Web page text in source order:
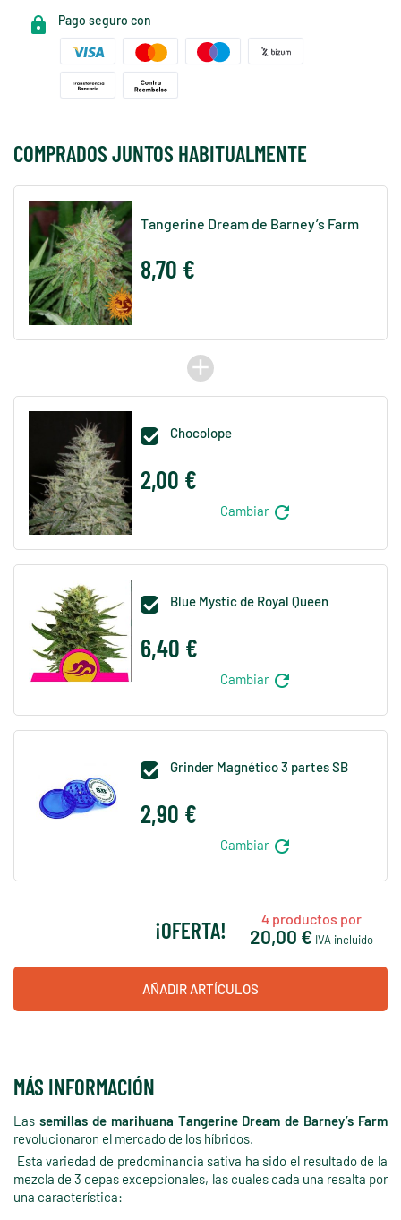
Pago seguro con
COMPRADOS JUNTOS HABITUALMENTE
Tangerine Dream de Barney’s Farm
8,70 €
add
 Chocolope
2,00 €
Cambiar refresh
 Blue Mystic de Royal Queen
6,40 €
Cambiar refresh
 Grinder Magnético 3 partes SB
2,90 €
Cambiar refresh
¡OFERTA! 4 productos por
20,00 € IVA incluido
AÑADIR ARTÍCULOS
MÁS INFORMACIÓN
Las semillas de marihuana Tangerine Dream de Barney’s Farm
revolucionaron el mercado de los híbridos.
Esta variedad de predominancia sativa ha sido el resultado de la
mezcla de 3 cepas excepcionales, las cuales cada una resalta por
una característica: